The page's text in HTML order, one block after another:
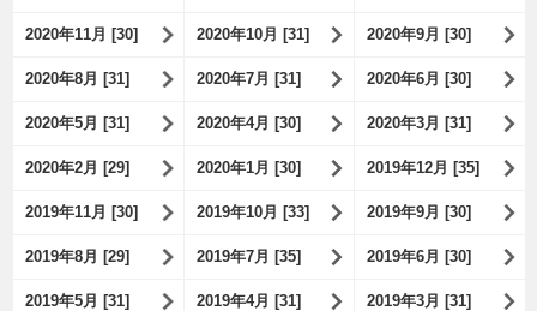
2020年11月 [30] 2020年10月 [31] 2020年9月 [30]
2020年8月 [31] 2020年7月 [31] 2020年6月 [30]
2020年5月 [31] 2020年4月 [30] 2020年3月 [31]
2020年2月 [29] 2020年1月 [30] 2019年12月 [35]
2019年11月 [30] 2019年10月 [33] 2019年9月 [30]
2019年8月 [29] 2019年7月 [35] 2019年6月 [30]
2019年5月 [31] 2019年4月 [31] 2019年3月 [31]